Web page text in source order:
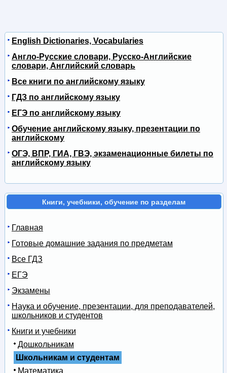
English Dictionaries, Vocabularies
Англо-Русские словари, Русско-Английские
словари, Английский словарь
Все книги по английскому языку
ГДЗ по английскому языку
ЕГЭ по английскому языку
Обучение английскому языку, презентации по
английскому
ОГЭ, ВПР, ГИА, ГВЭ, экзаменационные билеты по
английскому языку
Книги, учебники, обучение по разделам
Главная
Готовые домашние задания по предметам
Все ГДЗ
ЕГЭ
Экзамены
Наука и обучение, презентации, для преподавателей,
школьников и студентов
Книги и учебники
Дошкольникам
Школьникам и студентам
Математика